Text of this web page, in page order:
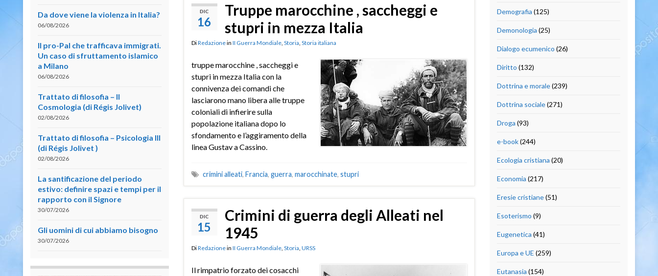
DIC
16
Truppe marocchine , saccheggi e
stupri in mezza Italia
DiRedazionein II Guerra Mondiale, Storia Storia italiana
truppe marocchine , saccheggi e
stupri in mezza Italia con la
connivenza dei comandi che
lasciarono mano libera alle truppe
coloniali di infierire sulla
popolazione italiana dopo lo
sfondamento e l’aggiramento della
linea Gustav a Cassino.
crimini alleati, Francia, guerra, marocchinate, stupri
DIC
15
Crimini di guerra degli Alleati nel
1945
DiRedazionein II Guerra Mondiale, Storia URSS
Il rimpatrio forzato dei cosacchi
Da dove viene la violenza in Italia?
06/08/2026
Il pro-Pal che trafficava immigrati.
Un caso di sfruttamento islamico
a Milano
06/08/2026
Trattato di filosofia – II
Cosmologia (di Régis Jolivet)
02/08/2026
Trattato di filosofia – Psicologia III
(di Régis Jolivet )
02/08/2026
La santificazione del periodo
estivo: definire spazi e tempi per il
rapporto con il Signore
30/07/2026
Gli uomini di cui abbiamo bisogno
30/07/2026
Demografia (125)
Demonologia (25)
Dialogo ecumenico (26)
Diritto (132)
Dottrina e morale(239)
Dottrina sociale(271)
Droga (93)
e-book(244)
Ecologia cristiana (20)
Economia (217)
Eresie cristiane(51)
Esoterismo (9)
Eugenetica (41)
Europa e UE (259)
Eutanasia (154)